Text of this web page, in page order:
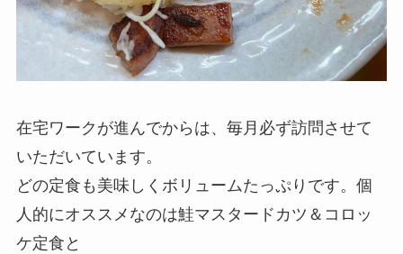
在宅ワークが進んでからは、毎月必ず訪問させて
いただいています。
どの定食も美味しくボリュームたっぷりです。個
人的にオススメなのは鮭マスタードカツ＆コロッ
ケ定食と